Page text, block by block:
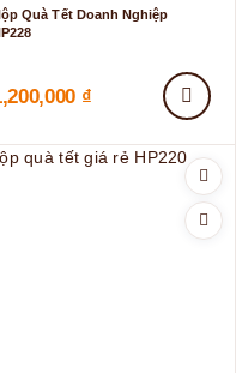
Quà Tết Doanh Nghiệp
₫